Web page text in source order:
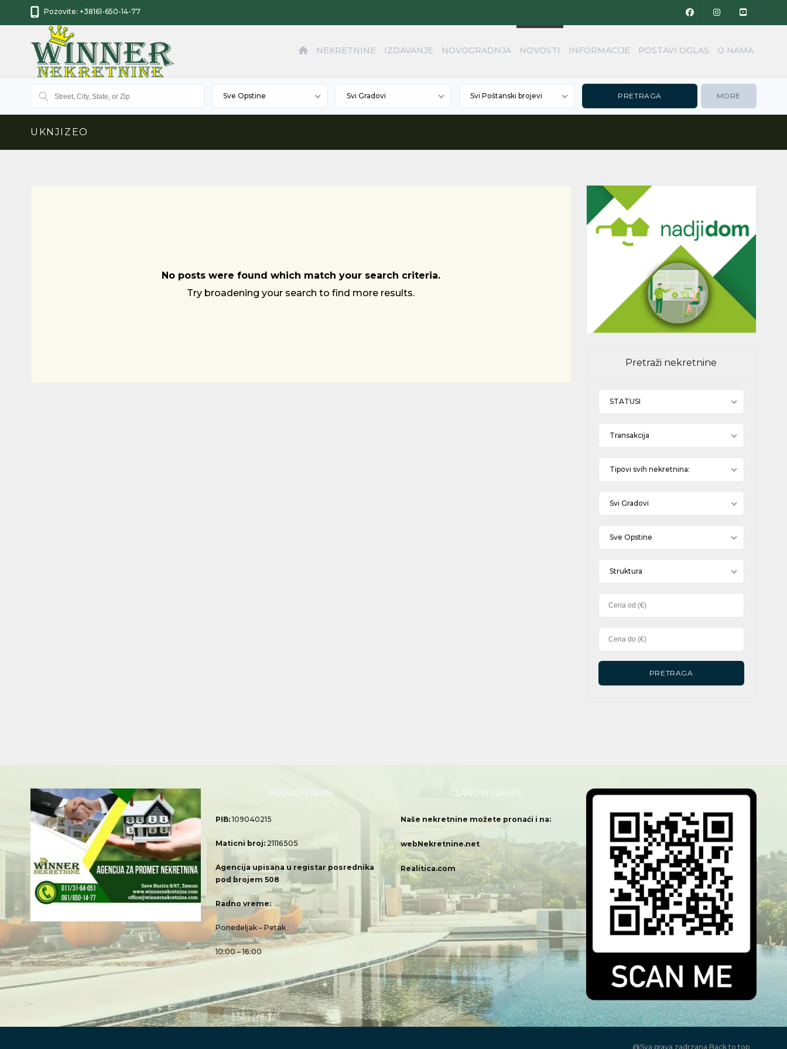
Pozovite: +38161-650-14-77
NEKRETNINE IZDAVANJE NOVOGRADNJA NOVOSTI INFORMACIJE POSTAVI OGLAS O NAMA
Sve Opstine Svi Gradovi Svi Poštanski brojevi MORE
UKNJIZEO
No posts were found which match your search criteria.
Try broadening your search to find more results.
Pretraži nekretnine
STATUSI
Transakcija
Tipovi svih nekretnina:
Svi Gradovi
Sve Opstine
Struktura
PODACI FIRME
PIB:109040215
Maticni broj: 21116505
Agencija upisana u registar posrednika
pod brojem 508
Radno vreme:
Ponedeljak – Petak
10:00 – 16:00
ČLANOVI GRUPE
Naše nekretnine možete pronaći i na:
webNekretnine.net
Realitica.com
@Sva prava zadrzana Back to top